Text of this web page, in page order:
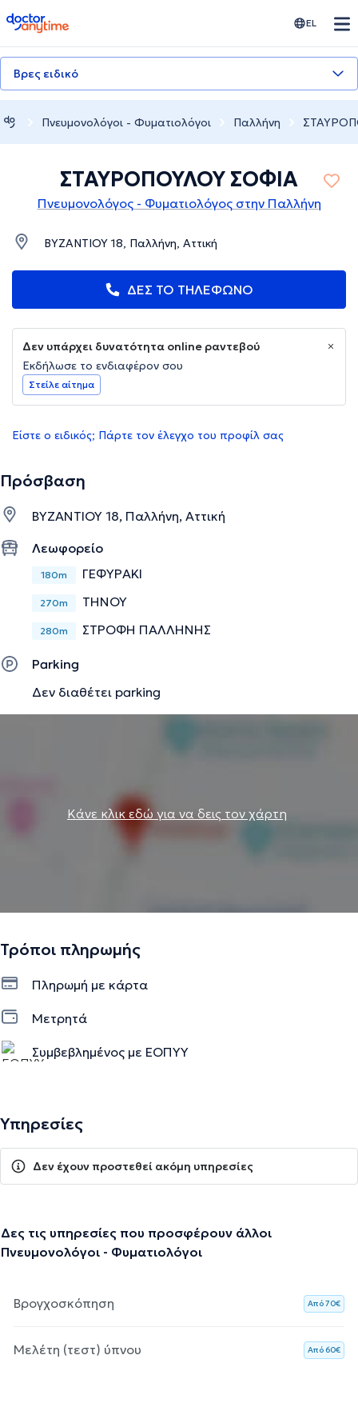
doctoranytime EL
Βρες ειδικό
Πνευμονολόγοι - Φυματιολόγοι Παλλήνη
ΣΤΑΥΡΟΠΟΥΛΟΥ ΣΟΦΙΑ
Πνευμονολόγος - Φυματιολόγος στην Παλλήνη
ΒΥΖΑΝΤΙΟΥ 18, Παλλήνη, Αττική
ΔΕΣ ΤΟ ΤΗΛΕΦΩΝΟ
Δεν υπάρχει δυνατότητα online ραντεβού
Εκδήλωσε το ενδιαφέρον σου
Στείλε αίτημα
Είστε ο ειδικός; Πάρτε τον έλεγχο του προφίλ σας
Πρόσβαση
ΒΥΖΑΝΤΙΟΥ 18, Παλλήνη, Αττική
Λεωφορείο
180m ΓΕΦΥΡΑΚΙ
270m ΤΗΝΟΥ
280m ΣΤΡΟΦΗ ΠΑΛΛΗΝΗΣ
Parking
Δεν διαθέτει parking
Κάνε κλικ εδώ για να δεις τον χάρτη
Τρόποι πληρωμής
Πληρωμή με κάρτα
Μετρητά
Συμβεβλημένος με ΕΟΠΥΥ
Υπηρεσίες
Δεν έχουν προστεθεί ακόμη υπηρεσίες
Δες τις υπηρεσίες που προσφέρουν άλλοι
Πνευμονολόγοι - Φυματιολόγοι
Βρογχοσκόπηση Aπό 70€
Μελέτη (τεστ) ύπνου Aπό 60€